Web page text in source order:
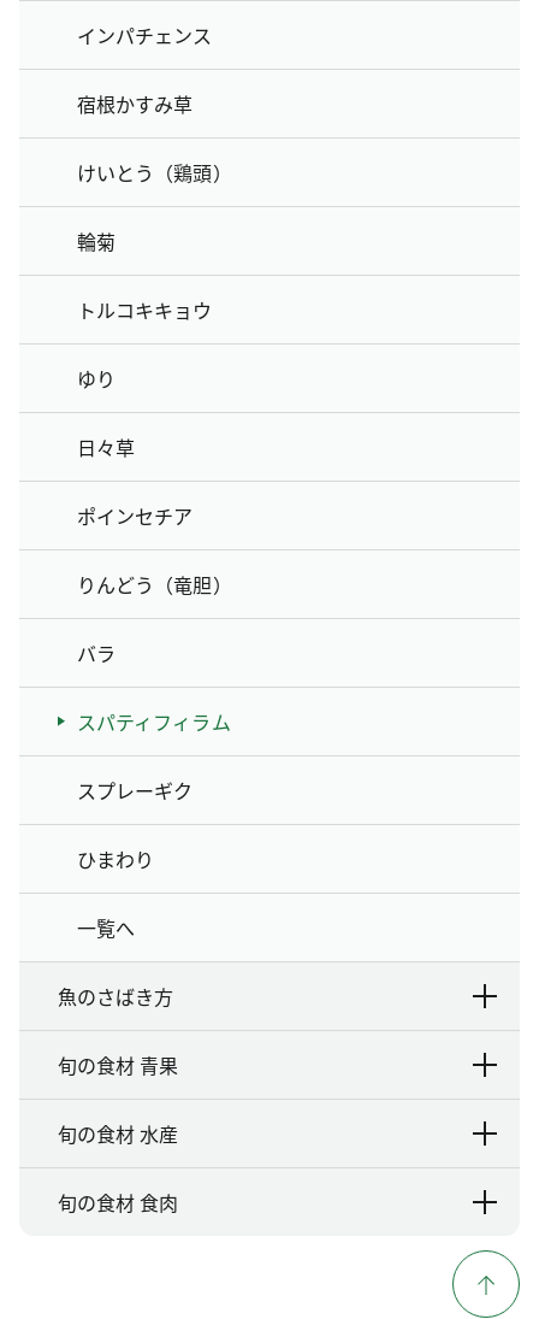
インパチェンス
宿根かすみ草
けいとう（鶏頭）
輪菊
トルコキキョウ
ゆり
日々草
ポインセチア
りんどう（竜胆）
バラ
スパティフィラム
スプレーギク
ひまわり
一覧へ
魚のさばき方
旬の食材 青果
旬の食材 水産
旬の食材 食肉